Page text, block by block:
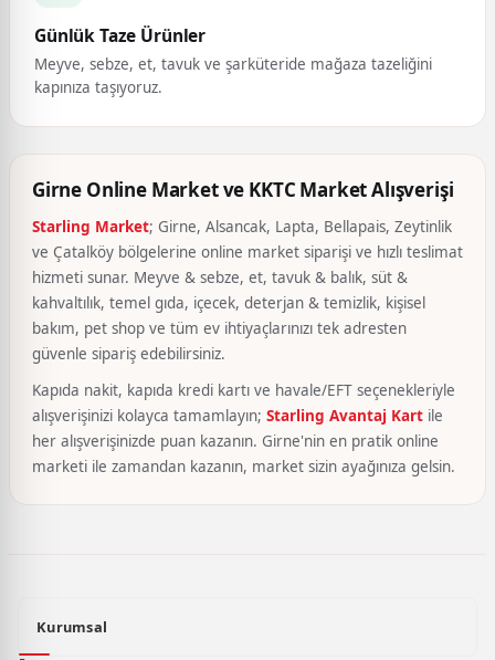
Günlük Taze Ürünler
Meyve, sebze, et, tavuk ve şarküteride mağaza tazeliğini
kapınıza taşıyoruz.
Girne Online Market ve KKTC Market Alışverişi
Starling Market; Girne, Alsancak, Lapta, Bellapais, Zeytinlik
ve Çatalköy bölgelerine online market siparişi ve hızlı teslimat
hizmeti sunar. Meyve & sebze, et, tavuk & balık, süt &
kahvaltılık, temel gıda, içecek, deterjan & temizlik, kişisel
bakım, pet shop ve tüm ev ihtiyaçlarınızı tek adresten
güvenle sipariş edebilirsiniz.
Kapıda nakit, kapıda kredi kartı ve havale/EFT seçenekleriyle
alışverişinizi kolayca tamamlayın; Starling Avantaj Kart ile
her alışverişinizde puan kazanın. Girne'nin en pratik online
marketi ile zamandan kazanın, market sizin ayağınıza gelsin.
Kurumsal